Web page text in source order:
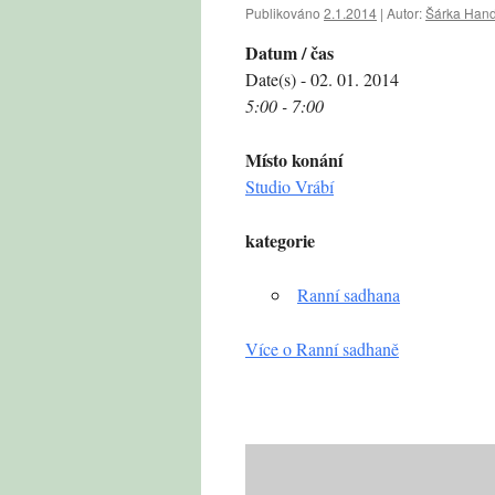
Publikováno 2.1.2014 | Autor:Šárka
Datum / čas
Date(s) - 02. 01. 2014
5:00 - 7:00
Místo konání
Studio Vrábí
kategorie
Ranní sadhana
Více o Ranní sadhaně